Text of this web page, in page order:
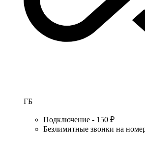
ГБ
Подключение - 150 ₽
Безлимитные звонки на